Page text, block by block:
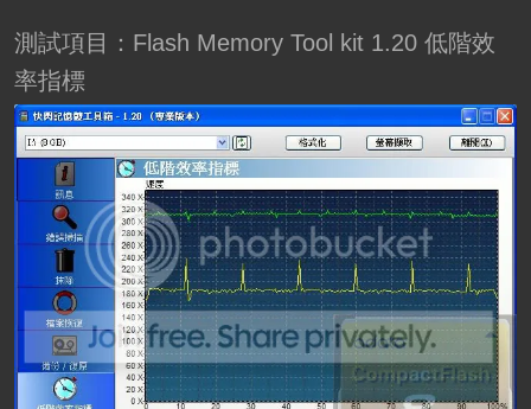
測試項目：Flash Memory Tool kit 1.20 低階效
率指標